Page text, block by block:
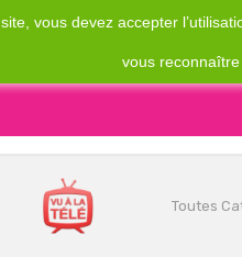
vous devez accepter
vous